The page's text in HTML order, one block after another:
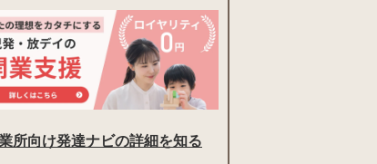
所向け発達ナビの詳細を知る